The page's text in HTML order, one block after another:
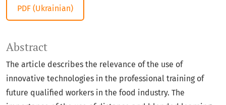
PDF (Ukrainian)
Abstract
The article describes the relevance of the use of
innovative technologies in the professional training of
future qualified workers in the food industry. The